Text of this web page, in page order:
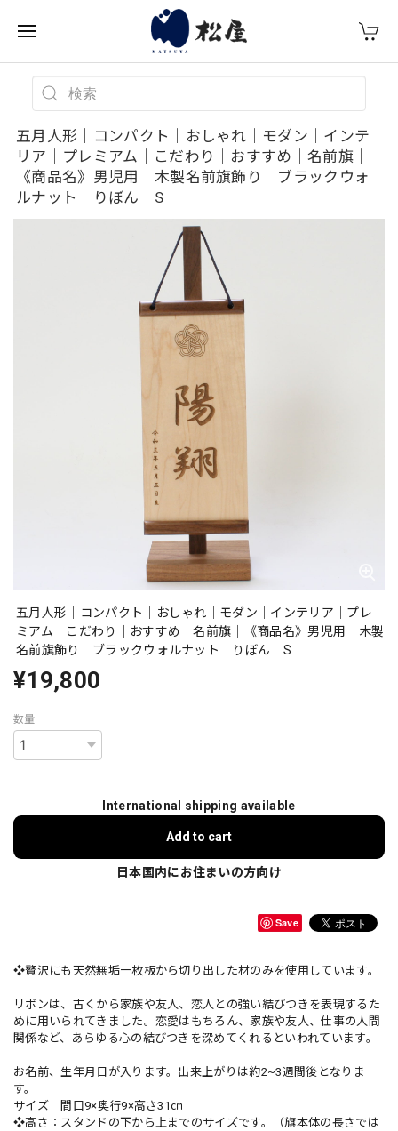
五月人形｜コンパクト｜おしゃれ｜モダン｜インテ
リア｜プレミアム｜こだわり｜おすすめ｜名前旗｜
《商品名》男児用 木製名前旗飾り ブラックウォ
ルナット りぼん S
五月人形｜コンパクト｜おしゃれ｜モダン｜インテリア｜プレ
ミアム｜こだわり｜おすすめ｜名前旗｜《商品名》男児用 木製
名前旗飾り ブラックウォルナット りぼん S
¥19,800
数量
International shipping available
Add to cart
日本国内にお住まいの方向け
Save
❖贅沢にも天然無垢一枚板から切り出した材のみを使用しています。
リボンは、古くから家族や友人、恋人との強い結びつきを表現するた
めに用いられてきました。恋愛はもちろん、家族や友人、仕事の人間
関係など、あらゆる心の結びつきを深めてくれるといわれています。
お名前、生年月日が入ります。出来上がりは約2~3週間後となりま
す。
サイズ 間口9×奥行9×高さ31㎝
❖高さ：スタンドの下から上までのサイズです。（旗本体の長さでは